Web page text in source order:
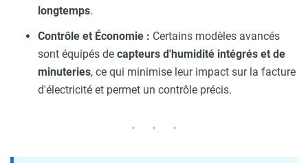
longtemps.
Contrôle et Économie : Certains modèles avancés
sont équipés de capteurs d'humidité intégrés et de
minuteries, ce qui minimise leur impact sur la facture
d'électricité et permet un contrôle précis.